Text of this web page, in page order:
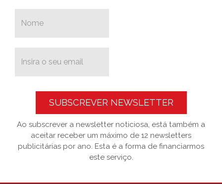
SUBSCREVER NEWSLETTER
Ao subscrever a newsletter noticiosa, está também a
aceitar receber um máximo de 12 newsletters
publicitárias por ano. Esta é a forma de financiarmos
este serviço.